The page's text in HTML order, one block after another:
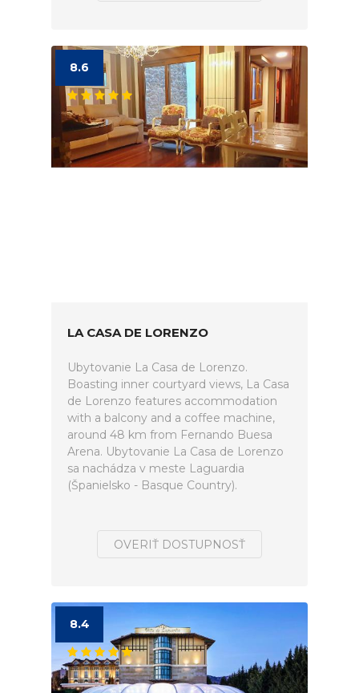
8.6
LA CASA DE LORENZO
Ubytovanie La Casa de Lorenzo.
Boasting inner courtyard views, La Casa
de Lorenzo features accommodation
with a balcony and a coffee machine,
around 48 km from Fernando Buesa
Arena. Ubytovanie La Casa de Lorenzo
sa nachádza v meste Laguardia
(Španielsko - Basque Country).
OVERIŤ DOSTUPNOSŤ
8.4